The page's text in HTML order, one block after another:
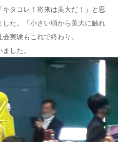
タコレ！将来は美大だ！」と思
た。「小さい頃から美大に触れ
実験もこれで終わり。
した。